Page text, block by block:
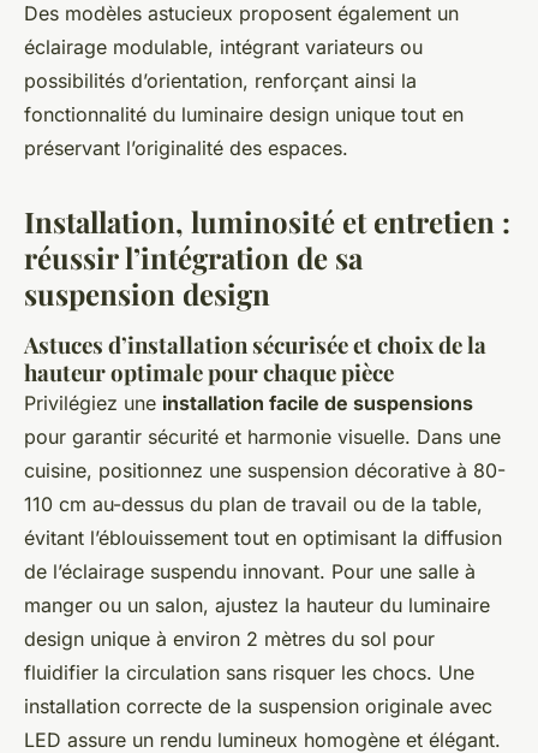
Des modèles astucieux proposent également un
éclairage modulable, intégrant variateurs ou
possibilités d’orientation, renforçant ainsi la
fonctionnalité du luminaire design unique tout en
préservant l’originalité des espaces.
Installation, luminosité et entretien :
réussir l’intégration de sa
suspension design
Astuces d’installation sécurisée et choix de la
hauteur optimale pour chaque pièce
Privilégiez une installation facile de suspensions
pour garantir sécurité et harmonie visuelle. Dans une
cuisine, positionnez une suspension décorative à 80-
110 cm au-dessus du plan de travail ou de la table,
évitant l’éblouissement tout en optimisant la diffusion
de l’éclairage suspendu innovant. Pour une salle à
manger ou un salon, ajustez la hauteur du luminaire
design unique à environ 2 mètres du sol pour
fluidifier la circulation sans risquer les chocs. Une
installation correcte de la suspension originale avec
LED assure un rendu lumineux homogène et élégant.